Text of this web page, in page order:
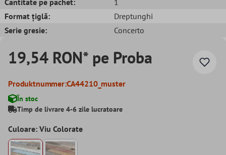
Format țiglă:
Dreptunghi
Serie gresie:
Concerto
19,54 RON* pe Proba
Produktnummer:CA44210_muster
În stoc
Timp de livrare 4-6 zile lucratoare
Culoare: Viu Colorate